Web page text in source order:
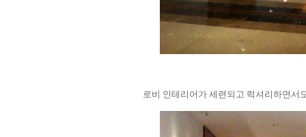
로비 인테리어가 세련되고 럭셔리하면서